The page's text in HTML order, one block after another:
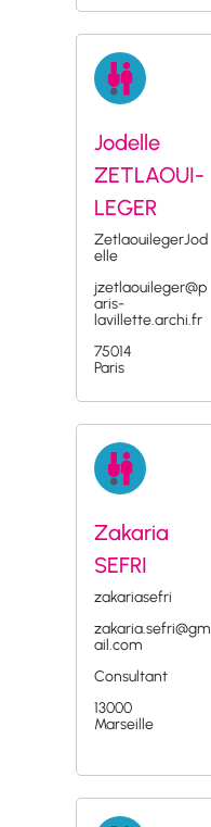
Jodelle
ZETLAOUI-
LEGER
ZetlaouilegerJod
elle
jzetlaouileger@p
aris-
lavillette.archi.fr
75014
Paris
Zakaria
SEFRI
zakariasefri
zakaria.sefri@gm
ail.com
Consultant
13000
Marseille